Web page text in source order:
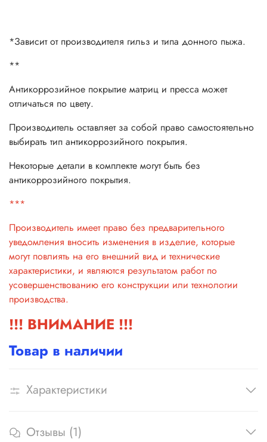
*Зависит от производителя гильз и типа донного пыжа.
**
Антикоррозийное покрытие матриц и пресса может
отличаться по цвету.
Производитель оставляет за собой право самостоятельно
выбирать тип антикоррозийного покрытия.
Некоторые детали в комплекте могут быть без
антикоррозийного покрытия.
***
Производитель имеет право без предварительного
уведомления вносить изменения в изделие, которые
могут повлиять на его внешний вид и технические
характеристики, и являются результатом работ по
усовершенствованию его конструкции или технологии
производства.
!!! ВНИМАНИЕ !!!
Товар в наличии
Характеристики
Отзывы (1)